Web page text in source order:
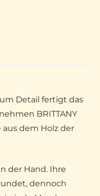
Detail fertigt das
BRITTANY
aus dem Holz der
der Hand. Ihre
dennoch